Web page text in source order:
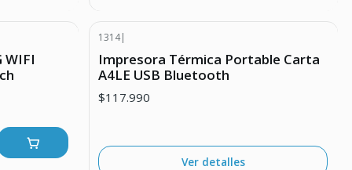
WIFI
1314|
Impresora Térmica Portable Carta
A4LE USB Bluetooth
$117.990
Ver detalles